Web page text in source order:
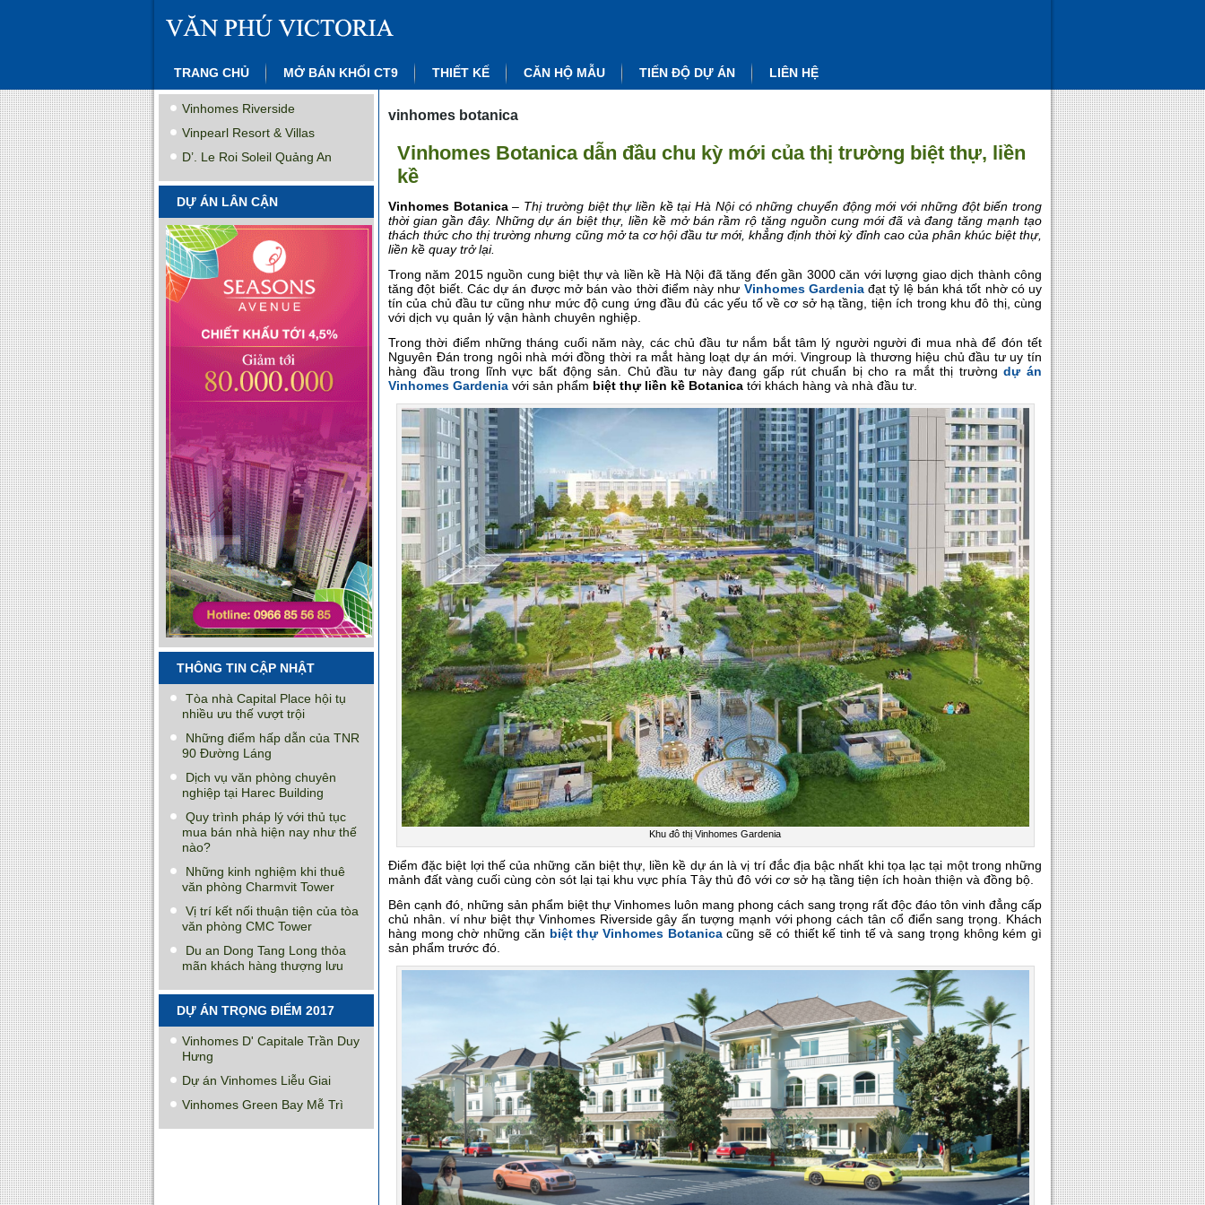
TRANG CHỦ MỞ BÁN KHỐI CT9 THIẾT KẾ CĂN HỘ MẪU TIẾN ĐỘ DỰ ÁN LIÊN HỆ
Vinhomes Riverside
Vinpearl Resort & Villas
D’. Le Roi Soleil Quảng An
DỰ ÁN LÂN CẬN
THÔNG TIN CẬP NHẬT
Tòa nhà Capital Place hội tụ
nhiều ưu thế vượt trội
Những điểm hấp dẫn của TNR
90 Đường Láng
Dịch vụ văn phòng chuyên
nghiệp tại Harec Building
Quy trình pháp lý với thủ tục
mua bán nhà hiện nay như thế
nào?
Những kinh nghiệm khi thuê
văn phòng Charmvit Tower
Vị trí kết nối thuận tiện của tòa
văn phòng CMC Tower
Du an Dong Tang Long thỏa
mãn khách hàng thượng lưu
DỰ ÁN TRỌNG ĐIỂM 2017
Vinhomes D' Capitale Trần Duy
Hưng
Dự án Vinhomes Liễu Giai
Vinhomes Green Bay Mễ Trì
vinhomes botanica
Vinhomes Botanica dẫn đầu chu kỳ mới của thị trường biệt thự, liền
kề
Vinhomes Botanica– Thị trường biệt thự liền kề tại Hà Nội có những chuyển động mới với những đột biến trong
thời gian gần đây. Những dự án biệt thự, liền kề mở bán rầm rộ tăng nguồn cung mới đã và đang tăng mạnh tạo
thách thức cho thị trường nhưng cũng mở ta cơ hội đầu tư mới, khẳng định thời kỳ đỉnh cao của phân khúc biệt thự,
liền kề quay trở lại.
Trong năm 2015 nguồn cung biệt thự và liền kề Hà Nội đã tăng đến gần 3000 căn với lượng giao dịch thành công
tăng đột biết. Các dự án được mở bán vào thời điểm này như Vinhomes Gardeniađạt tỷ lệ bán khá tốt nhờ có uy
tín của chủ đầu tư cũng như mức độ cung ứng đầu đủ các yếu tố về cơ sở hạ tầng, tiện ích trong khu đô thị, cùng
với dịch vụ quản lý vận hành chuyên nghiệp.
Trong thời điểm những tháng cuối năm này, các chủ đầu tư nắm bắt tâm lý người người đi mua nhà để đón tết
Nguyên Đán trong ngôi nhà mới đồng thời ra mắt hàng loạt dự án mới. Vingroup là thương hiệu chủ đầu tư uy tín
hàng đầu trong lĩnh vực bất động sản. Chủ đầu tư này đang gấp rút chuẩn bị cho ra mắt thị trườngdự án
Vinhomes Gardenia với sản phẩm biệt thự liền kề Botanica tới khách hàng và nhà đầu tư.
Khu đô thị Vinhomes Gardenia
Điểm đặc biệt lợi thế của những căn biệt thự, liền kề dự án là vị trí đắc địa bậc nhất khi tọa lạc tại một trong những
mảnh đất vàng cuối cùng còn sót lại tại khu vực phía Tây thủ đô với cơ sở hạ tầng tiện ích hoàn thiện và đồng bộ.
Bên cạnh đó, những sản phẩm biệt thự Vinhomes luôn mang phong cách sang trọng rất độc đáo tôn vinh đẳng cấp
chủ nhân. ví như biệt thự Vinhomes Riverside gây ấn tượng mạnh với phong cách tân cổ điển sang trọng. Khách
hàng mong chờ những căn biệt thự Vinhomes Botanicacũng sẽ có thiết kế tinh tế và sang trọng không kém gì
sản phẩm trước đó.